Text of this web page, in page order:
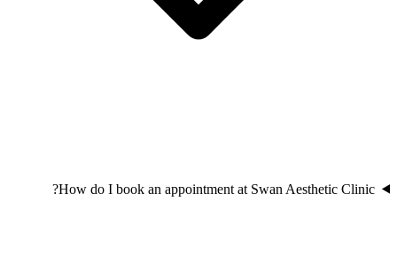
How do I book an appointment at Swan Aesthetic Clinic?